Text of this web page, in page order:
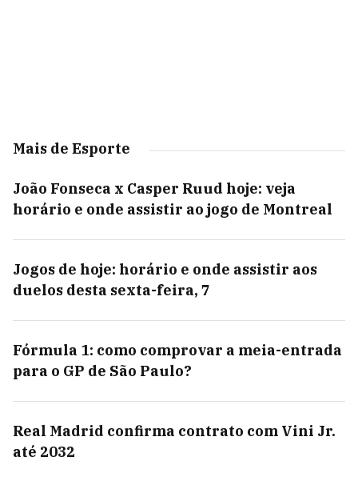
Mais de Esporte
João Fonseca x Casper Ruud hoje: veja
horário e onde assistir ao jogo de Montreal
Jogos de hoje: horário e onde assistir aos
duelos desta sexta-feira, 7
Fórmula 1: como comprovar a meia-entrada
para o GP de São Paulo?
Real Madrid confirma contrato com Vini Jr.
até 2032